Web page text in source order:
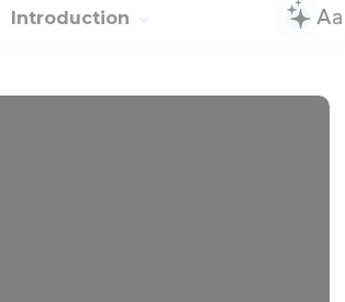
Introduction